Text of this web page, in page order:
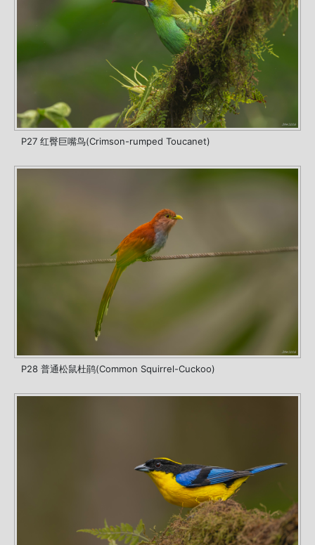
P27 红臀巨嘴鸟(Crimson-rumped Toucanet)
P28 普通松鼠杜鹃(Common Squirrel-Cuckoo)